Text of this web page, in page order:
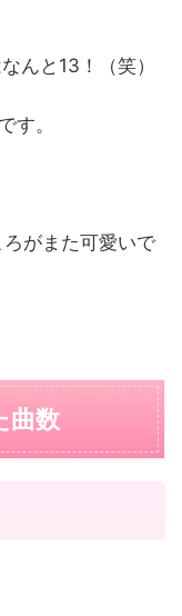
んと13！（笑）
す。
がまた可愛いで
曲数